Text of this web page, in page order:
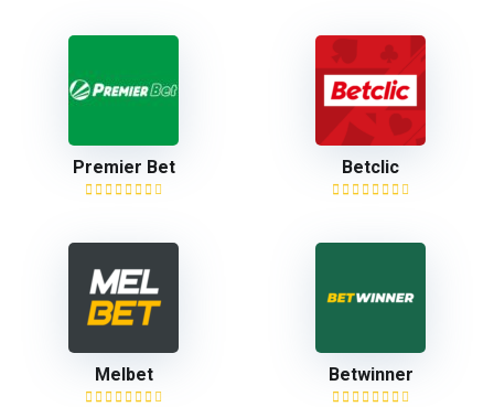
Premier Bet Betclic
Melbet Betwinner